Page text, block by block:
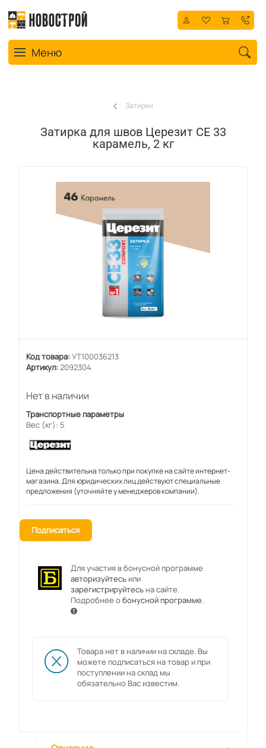
Toggle navigation
Меню
Затирки
Затирка для швов Церезит СЕ 33
карамель, 2 кг
Код товара: УТ100036213
Артикул: 2092304
Нет в наличии
Транспортные параметры
Вес (кг): 5
Цена действительна только при покупке на сайте интернет-
магазина. Для юридических лиц действуют специальные
предложения (уточняйте у менеджеров компании).
Подписаться
Для участия в бонусной программе
авторизуйтесьили
зарегистрируйтесьна сайте.
Подробнее обонусной программе.
Товара нет в наличии на складе. Вы
можете подписаться на товар и при
поступлении на склад мы
обязательно Вас известим.